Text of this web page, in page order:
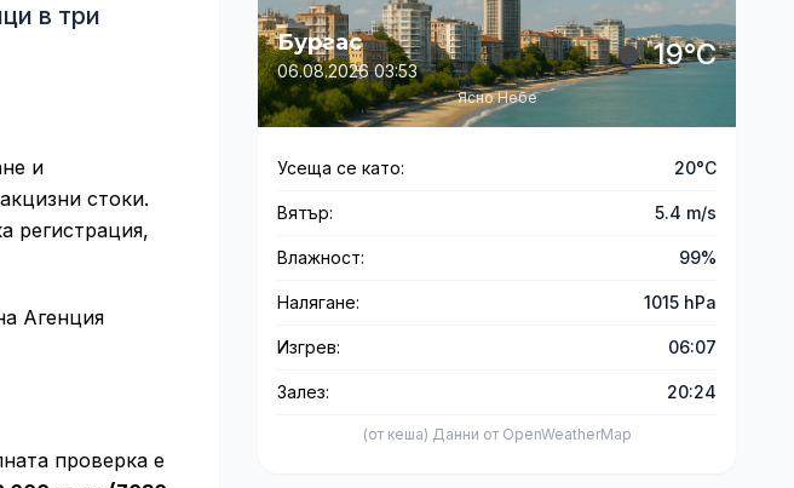
в три
и
стоки.
регистрация,
Агенция
проверка е
Бургас
06.08.2026 03:53 19°C
Ясно Небе
Усеща се като: 20°C
Вятър: 5.4 m/s
Влажност: 99%
Налягане: 1015 hPa
Изгрев: 06:07
Залез: 20:24
(от кеша) Данни от OpenWeatherMap